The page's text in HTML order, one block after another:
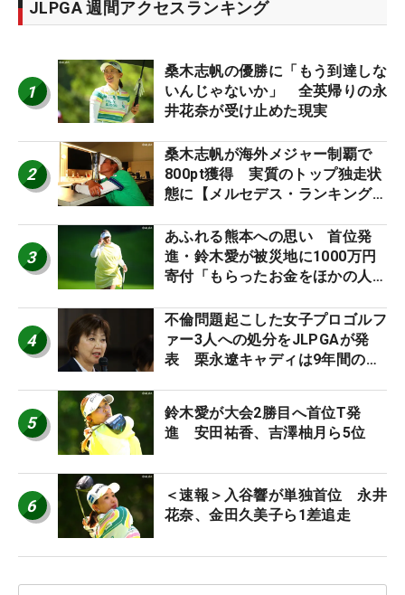
JLPGA 週間アクセスランキング
1
桑木志帆の優勝に「もう到達しな
いんじゃないか」 全英帰りの永
井花奈が受け止めた現実
2
桑木志帆が海外メジャー制覇で
800pt獲得 実質のトップ独走状
態に【メルセデス・ランキング番
3
あふれる熊本への思い 首位発
進・鈴木愛が被災地に1000万円
寄付「もらったお金をほかの人
4
不倫問題起こした女子プロゴルフ
ァー3人への処分をJLPGAが発
表 栗永遼キャディは9年間の立
5
鈴木愛が大会2勝目へ首位T発
進 安田祐香、吉澤柚月ら5位
6
＜速報＞入谷響が単独首位 永井
花奈、金田久美子ら1差追走